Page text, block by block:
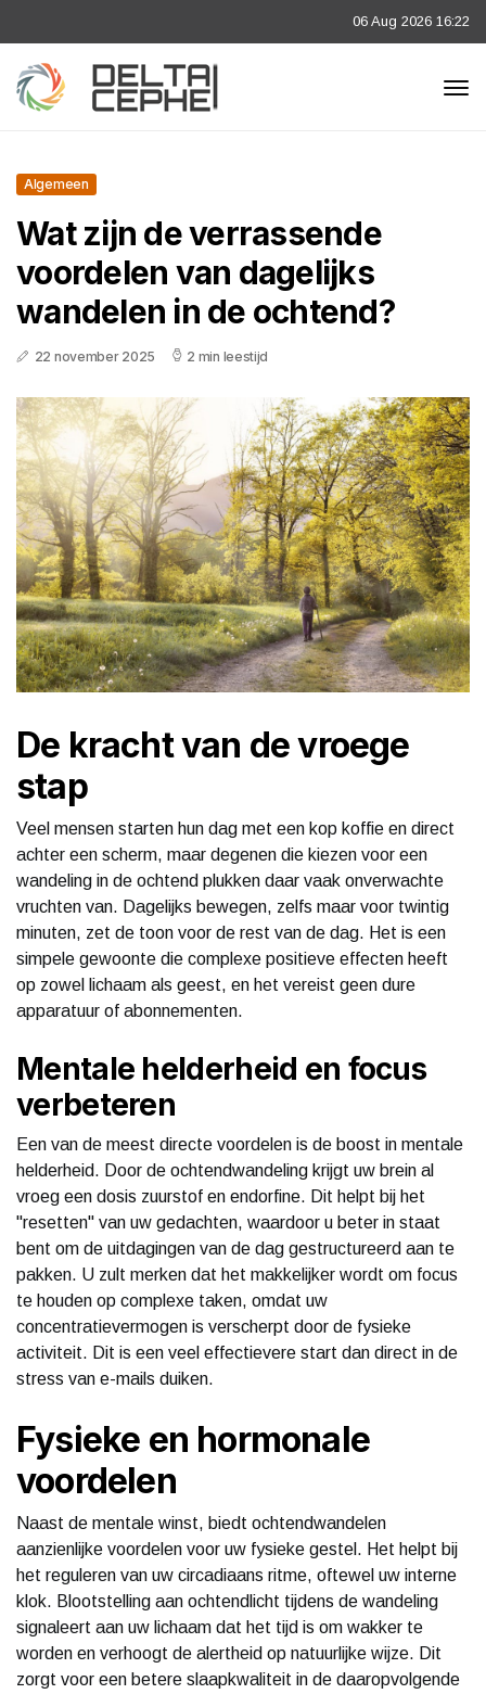
06 Aug 2026 16:22
Algemeen
Wat zijn de verrassende
voordelen van dagelijks
wandelen in de ochtend?
22 november 2025 2 min leestijd
De kracht van de vroege
stap
Veel mensen starten hun dag met een kop koffie en direct
achter een scherm, maar degenen die kiezen voor een
wandeling in de ochtend plukken daar vaak onverwachte
vruchten van. Dagelijks bewegen, zelfs maar voor twintig
minuten, zet de toon voor de rest van de dag. Het is een
simpele gewoonte die complexe positieve effecten heeft
op zowel lichaam als geest, en het vereist geen dure
apparatuur of abonnementen.
Mentale helderheid en focus
verbeteren
Een van de meest directe voordelen is de boost in mentale
helderheid. Door de ochtendwandeling krijgt uw brein al
vroeg een dosis zuurstof en endorfine. Dit helpt bij het
"resetten" van uw gedachten, waardoor u beter in staat
bent om de uitdagingen van de dag gestructureerd aan te
pakken. U zult merken dat het makkelijker wordt om focus
te houden op complexe taken, omdat uw
concentratievermogen is verscherpt door de fysieke
activiteit. Dit is een veel effectievere start dan direct in de
stress van e-mails duiken.
Fysieke en hormonale
voordelen
Naast de mentale winst, biedt ochtendwandelen
aanzienlijke voordelen voor uw fysieke gestel. Het helpt bij
het reguleren van uw circadiaans ritme, oftewel uw interne
klok. Blootstelling aan ochtendlicht tijdens de wandeling
signaleert aan uw lichaam dat het tijd is om wakker te
worden en verhoogt de alertheid op natuurlijke wijze. Dit
zorgt voor een betere slaapkwaliteit in de daaropvolgende